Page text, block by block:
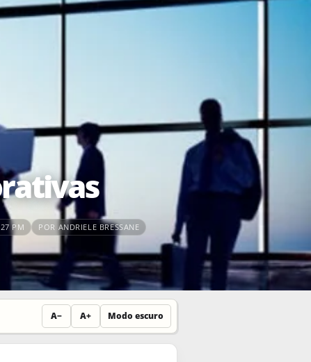
PM POR ANDRIELE BRESSANE
A− A+ Modo escuro